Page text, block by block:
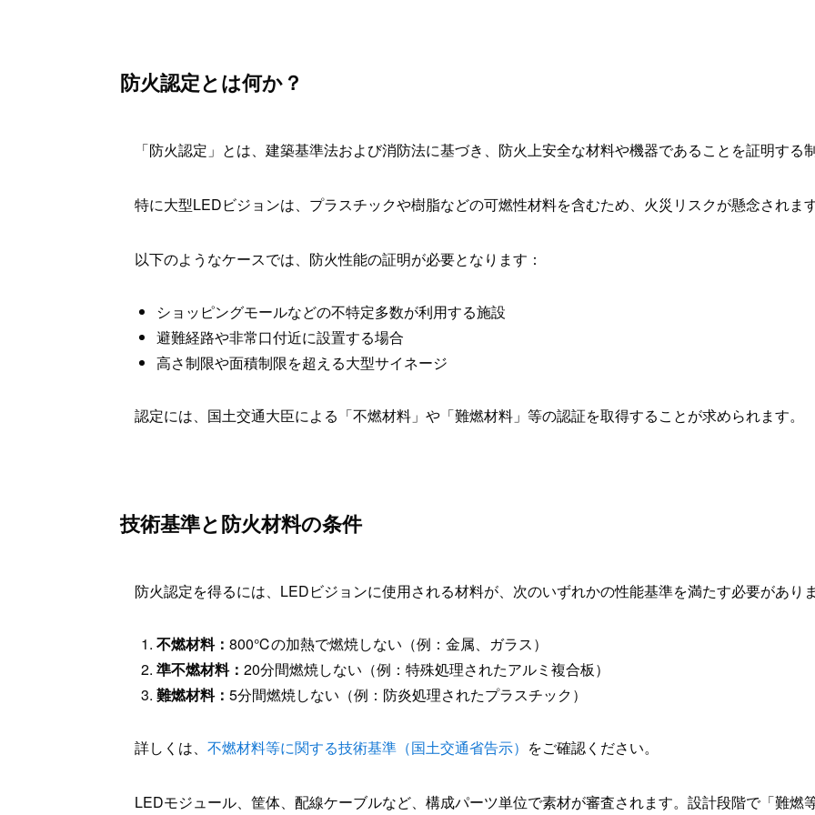
防火認定とは何か？
「防火認定」とは、建築基準法および消防法に基づき、防火上安全な材料や機器であることを証明する制
特に大型LEDビジョンは、プラスチックや樹脂などの可燃性材料を含むため、火災リスクが懸念されます
以下のようなケースでは、防火性能の証明が必要となります：
ショッピングモールなどの不特定多数が利用する施設
避難経路や非常口付近に設置する場合
高さ制限や面積制限を超える大型サイネージ
認定には、国土交通大臣による「不燃材料」や「難燃材料」等の認証を取得することが求められます。
技術基準と防火材料の条件
防火認定を得るには、LEDビジョンに使用される材料が、次のいずれかの性能基準を満たす必要がありま
不燃材料： 800℃の加熱で燃焼しない（例：金属、ガラス）
準不燃材料： 20分間燃焼しない（例：特殊処理されたアルミ複合板）
難燃材料： 5分間燃焼しない（例：防炎処理されたプラスチック）
詳しくは、 不燃材料等に関する技術基準（国土交通省告示） をご確認ください。
LEDモジュール、筐体、配線ケーブルなど、構成パーツ単位で素材が審査されます。設計段階で「難燃